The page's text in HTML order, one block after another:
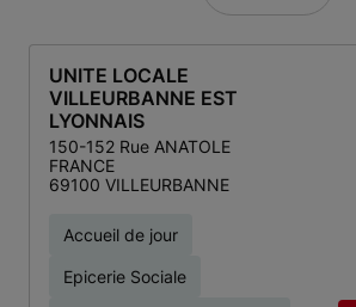
UNITE LOCALE
VILLEURBANNE EST
LYONNAIS
150-152 Rue ANATOLE
FRANCE
69100 VILLEURBANNE
Accueil de jour
Epicerie Sociale